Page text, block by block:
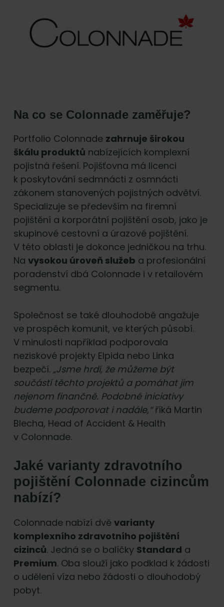
Na co se Colonnade zaměřuje?
Portfolio Colonnade zahrnuje širokou
škálu produktů nabízejících komplexní
pojistná řešení. Pojišťovna má licenci
k poskytování sedmnácti z osmnácti
zákonem stanovených pojistných odvětví.
Specializuje se především na firemní
pojištění a korporátní pojištění osob, jako je
skupinové cestovní a úrazové pojištění.
V této oblasti je dokonce jedničkou na trhu.
Na vysokou úroveň služeb a profesionální
poradenství dbá Colonnade i v retailovém
segmentu.
Společnost se také dlouhodobě angažuje
ve prospěch komunit, ve kterých působí.
V minulosti například podporovala
neziskové projekty Elpida nebo Linka
bezpečí. „Jsme hrdí, že můžeme být
součástí těchto projektů a pomáhat jim
nejenom finančně. Podobné iniciativy
budeme podporovat i nadále,“říká Martin
Blecha, Head of Accident & Health
v Colonnade.
Jaké varianty zdravotního
pojištění Colonnade cizincům
nabízí?
Colonnade nabízí dvě varianty
komplexního zdravotního pojištění
cizinců. Jedná se o balíčky Standard a
Premium. Oba slouží jako podklad k žádosti
o udělení víza nebo žádosti o dlouhodobý
pobyt.